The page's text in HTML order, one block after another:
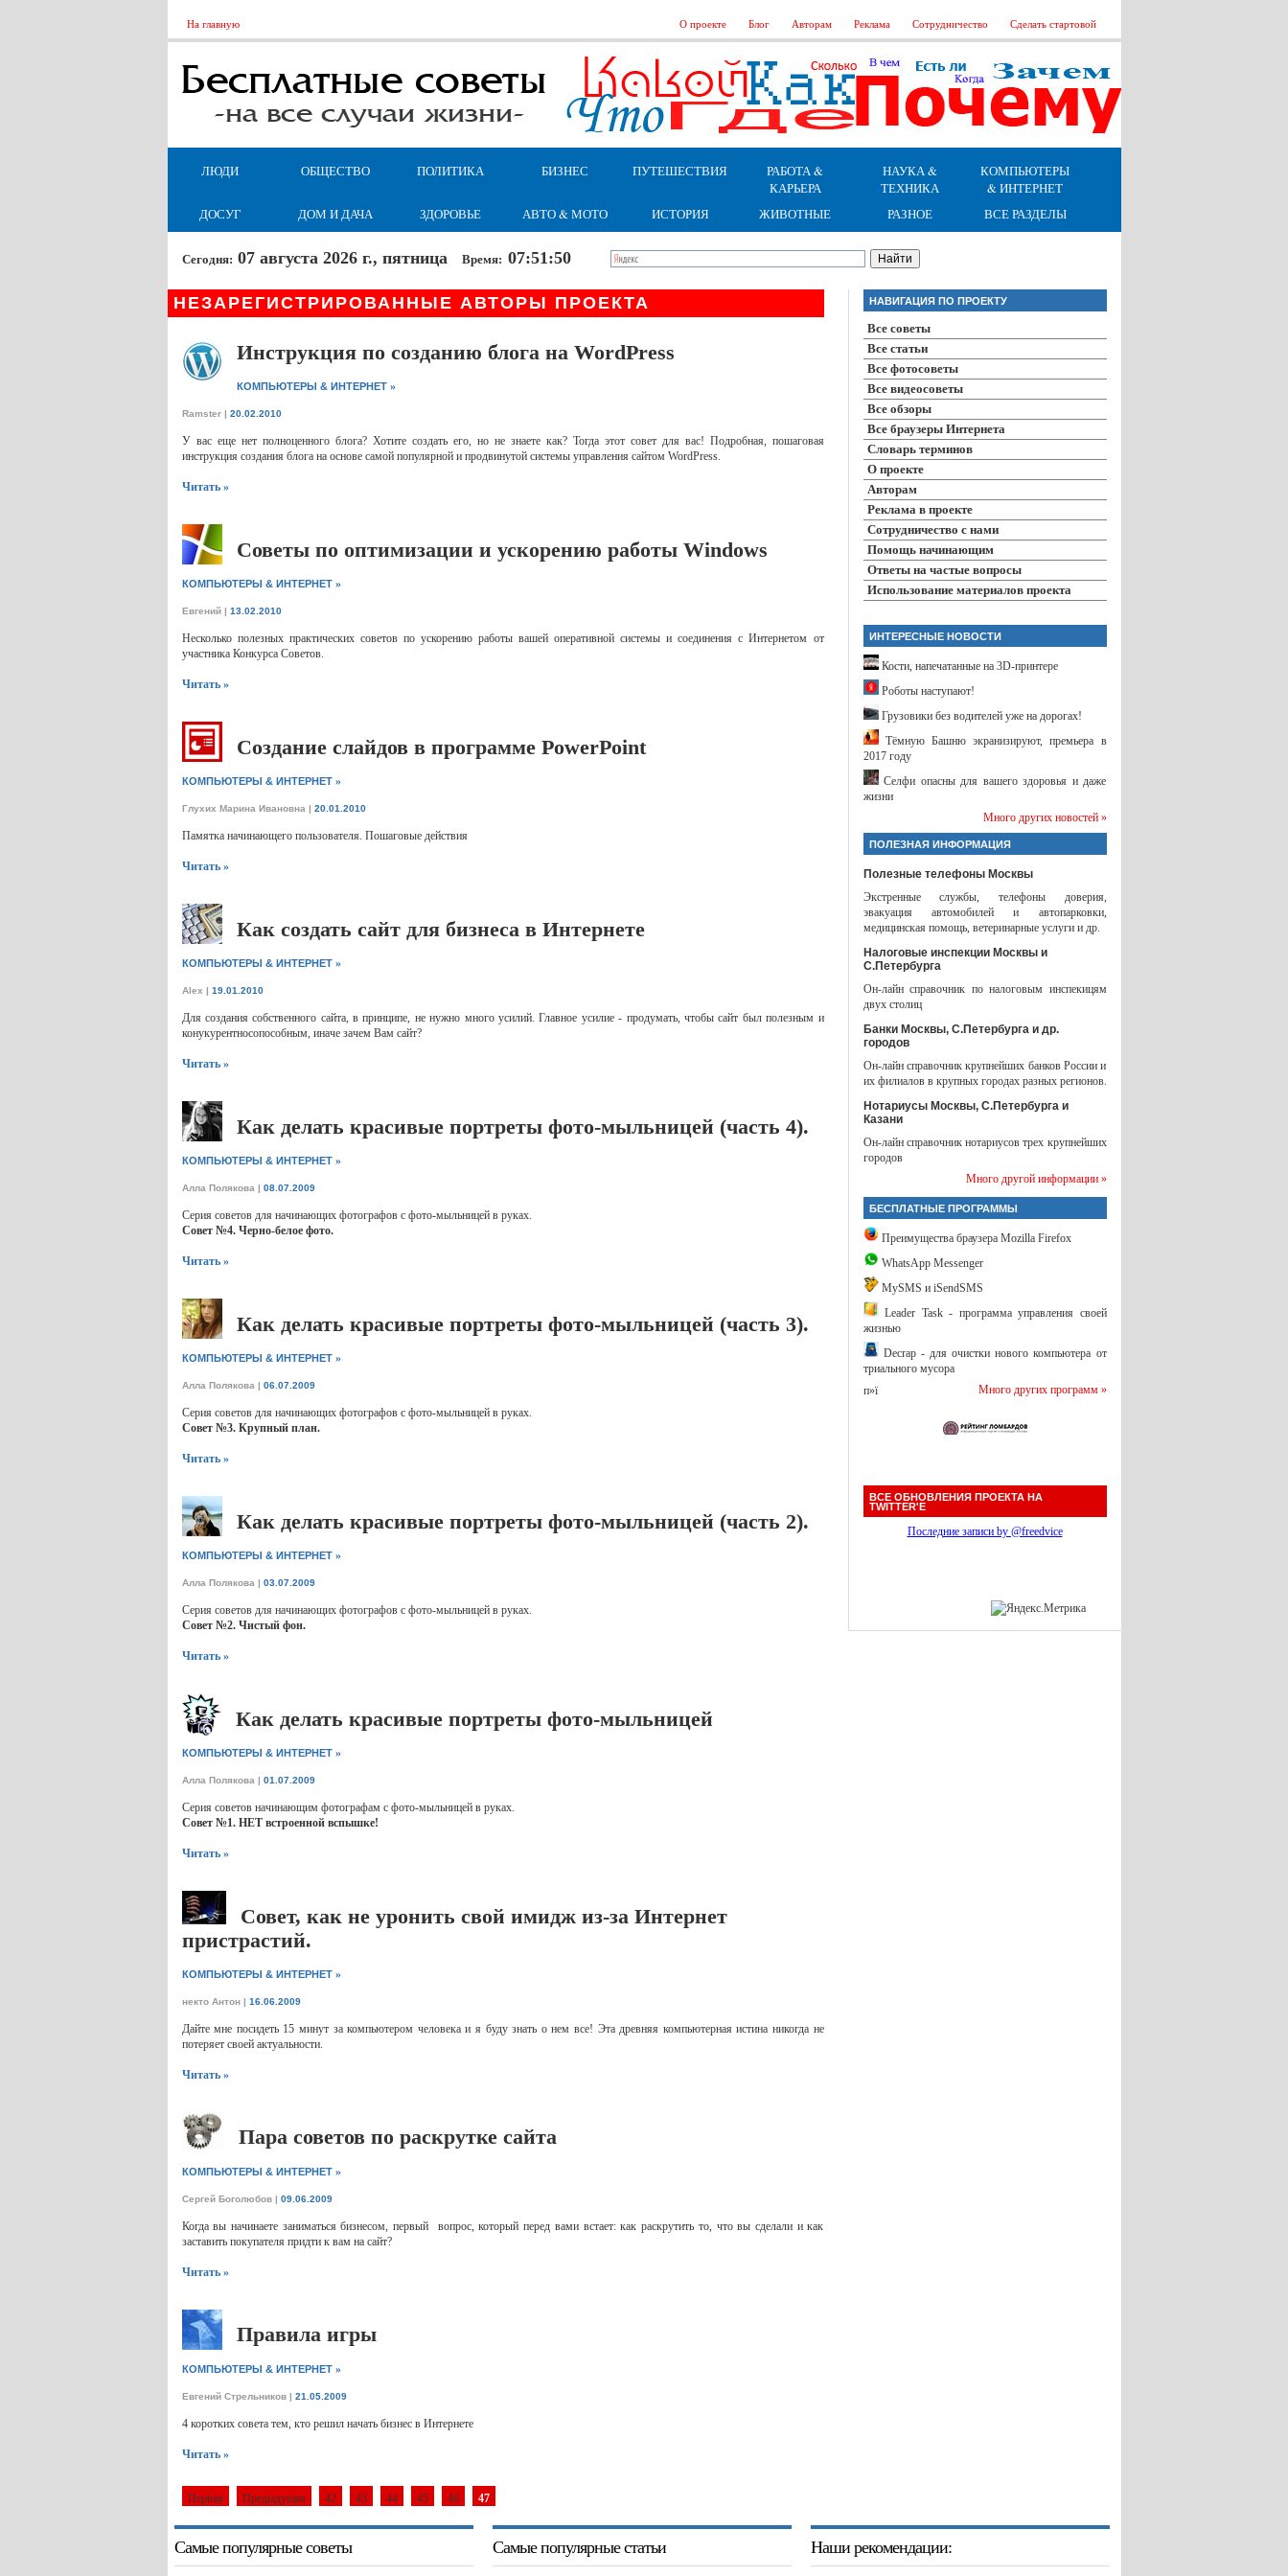
На главную О проекте Блог Авторам Реклама Сотрудничество Сделать стартовой
ЛЮДИ ОБЩЕСТВО ПОЛИТИКА БИЗНЕС ПУТЕШЕСТВИЯ
РАБОТА &
КАРЬЕРА
НАУКА &
ТЕХНИКА
КОМПЬЮТЕРЫ
& ИНТЕРНЕТ
ДОСУГ
ДОМ И ДАЧА ЗДОРОВЬЕ АВТО & МОТО ИСТОРИЯ ЖИВОТНЫЕ РАЗНОЕ ВСЕ РАЗДЕЛЫ
Сегодня: 07 августа 2026 г., пятница Время: 07:51:51
НЕЗАРЕГИСТРИРОВАННЫЕ АВТОРЫ ПРОЕКТА
Инструкция по созданию блога на WordPress
КОМПЬЮТЕРЫ & ИНТЕРНЕТ»
Ramster| 20.02.2010
У вас еще нет полноценного блога? Хотите создать его, но не знаете как? Тогда этот совет для вас! Подробная, пошаговая
инструкция создания блога на основе самой популярной и продвинутой системы управления сайтом WordPress.
Читать »
Советы по оптимизации и ускорению работы Windows
КОМПЬЮТЕРЫ & ИНТЕРНЕТ»
Евгений| 13.02.2010
Несколько полезных практических советов по ускорению работы вашей оперативной системы и соединения с Интернетом от
участника Конкурса Советов.
Читать »
Создание слайдов в программе PowerPoint
КОМПЬЮТЕРЫ & ИНТЕРНЕТ»
Глухих Марина Ивановна| 20.01.2010
Памятка начинающего пользователя. Пошаговые действия
Читать »
Как создать сайт для бизнеса в Интернете
КОМПЬЮТЕРЫ & ИНТЕРНЕТ»
Alex | 19.01.2010
Для создания собственного сайта, в принципе, не нужно много усилий. Главное усилие - продумать, чтобы сайт был полезным и
конукурентносопособным, иначе зачем Вам сайт?
Читать »
Как делать красивые портреты фото-мыльницей (часть 4).
КОМПЬЮТЕРЫ & ИНТЕРНЕТ»
Алла Полякова| 08.07.2009
Серия советов для начинающих фотографов с фото-мыльницей в руках.
Совет №4. Черно-белое фото.
Читать »
Как делать красивые портреты фото-мыльницей (часть 3).
КОМПЬЮТЕРЫ & ИНТЕРНЕТ»
Алла Полякова | 06.07.2009
Серия советов для начинающих фотографов с фото-мыльницей в руках.
Совет №3. Крупный план.
Читать »
Как делать красивые портреты фото-мыльницей (часть 2).
КОМПЬЮТЕРЫ & ИНТЕРНЕТ»
Алла Полякова | 03.07.2009
Серия советов для начинающих фотографов с фото-мыльницей в руках.
Совет №2. Чистый фон.
Читать »
Как делать красивые портреты фото-мыльницей
КОМПЬЮТЕРЫ & ИНТЕРНЕТ»
Алла Полякова | 01.07.2009
Серия советов начинающим фотографам с фото-мыльницей в руках.
Совет №1. НЕТ встроенной вспышке!
Читать »
Совет, как не уронить свой имидж из-за Интернет
пристрастий.
КОМПЬЮТЕРЫ & ИНТЕРНЕТ»
некто Антон| 16.06.2009
Дайте мне посидеть 15 минут за компьютером человека и я буду знать о нем все! Эта древняя компьютерная истина никогда не
потеряет своей актуальности.
Читать »
Пара советов по раскрутке сайта
КОМПЬЮТЕРЫ & ИНТЕРНЕТ»
Сергей Боголюбов| 09.06.2009
Когда вы начинаете заниматься бизнесом, первый вопрос, который перед вами встает: как раскрутить то, что вы сделали и как
заставить покупателя придти к вам на сайт?
Читать »
Правила игры
КОМПЬЮТЕРЫ & ИНТЕРНЕТ»
Евгений Стрельников| 21.05.2009
4 коротких совета тем, кто решил начать бизнес в Интернете
Читать »
Первая Предыдущая 42 43 44 45 46 47
НАВИГАЦИЯ ПО ПРОЕКТУ
Все советы
Все статьи
Все фотосоветы
Все видеосоветы
Все обзоры
Все браузеры Интернета
Словарь терминов
О проекте
Авторам
Реклама в проекте
Сотрудничество с нами
Помощь начинающим
Ответы на частые вопросы
Использование материалов проекта
ИНТЕРЕСНЫЕ НОВОСТИ
Кости, напечатанные на 3D-принтере
Роботы наступают!
Грузовики без водителей уже на дорогах!
Тёмную Башню экранизируют, премьера в
2017 году
Селфи опасны для вашего здоровья и даже
жизни
Много других новостей »
ПОЛЕЗНАЯ ИНФОРМАЦИЯ
Полезные телефоны Москвы
Экстренные службы, телефоны доверия,
эвакуация автомобилей и автопарковки,
медицинская помощь, ветеринарные услуги и др.
Налоговые инспекции Москвы и
С.Петербурга
Он-лайн справочник по налоговым инспекицям
двух столиц
Банки Москвы, С.Петербурга и др.
городов
Он-лайн справочник крупнейших банков России и
их филиалов в крупных городах разных регионов.
Нотариусы Москвы, С.Петербурга и
Казани
Он-лайн справочник нотариусов трех крупнейших
городов
Много другой информации »
БЕСПЛАТНЫЕ ПРОГРАММЫ
Преимущества браузера Mozilla Firefox
WhatsApp Messenger
MySMS и iSendSMS
Leader Task - программа управления своей
жизнью
Decrap - для очистки нового компьютера от
триального мусора
Много других программ »
п»ї
ВСЕ ОБНОВЛЕНИЯ ПРОЕКТА НА
TWITTER'Е
Последние записи by @freedvice
Самые популярные советы Самые популярные статьи Наши рекомендации: